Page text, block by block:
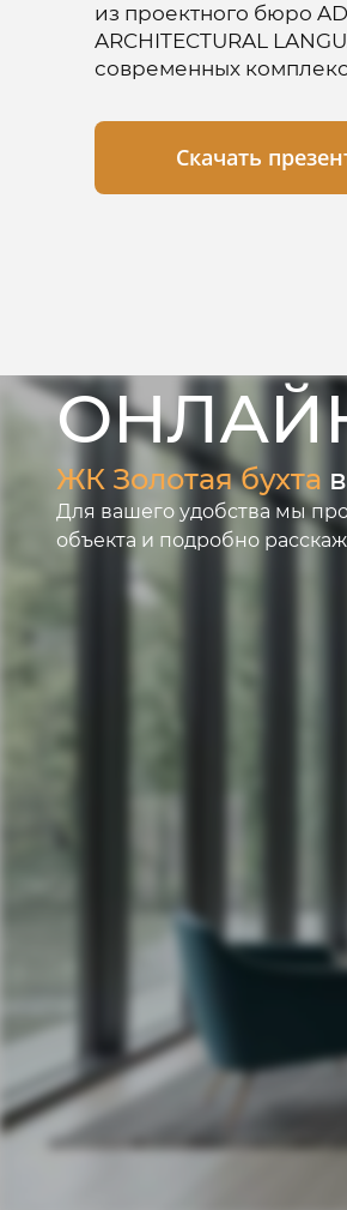
из проектного бюро
ARCHITECTURAL
современных
Скачать
ЖК Золотая бухта
Для вашего удобства мы
объекта и подробно